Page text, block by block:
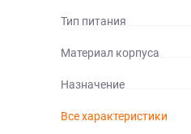
Тип питания
Материал корпуса
Назначение
Все характеристики